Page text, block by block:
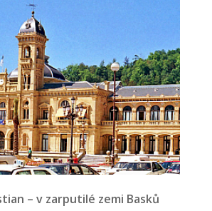
– v zarputilé zemi Basků